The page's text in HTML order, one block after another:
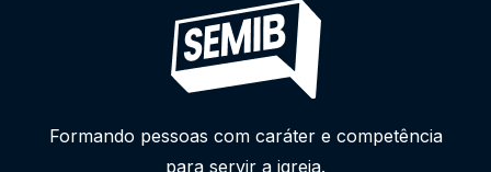
Formando pessoas com caráter e competência
para servir a igreja.